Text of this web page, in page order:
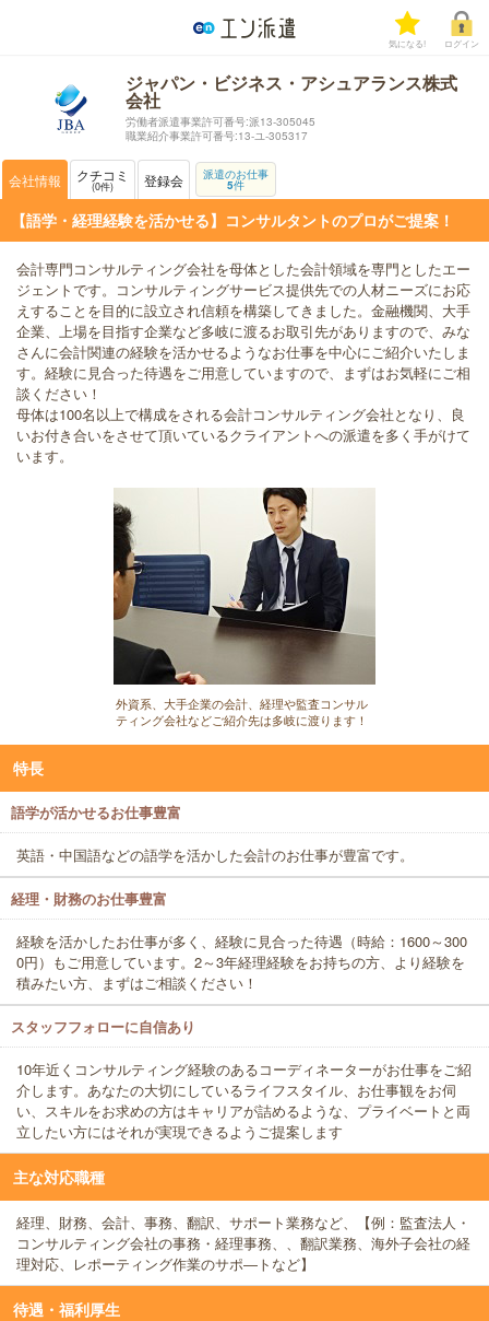
気になる! ログイン
ジャパン・ビジネス・アシュアランス株式
会社
労働者派遣事業許可番号:派13-305045
職業紹介事業許可番号:13-ユ-305317
会社情報 クチコミ
0件 登録会 派遣のお仕事
5件
【語学・経理経験を活かせる】コンサルタントのプロがご提案！
会計専門コンサルティング会社を母体とした会計領域を専門としたエー
ジェントです。コンサルティングサービス提供先での人材ニーズにお応
えすることを目的に設立され信頼を構築してきました。金融機関、大手
企業、上場を目指す企業など多岐に渡るお取引先がありますので、みな
さんに会計関連の経験を活かせるようなお仕事を中心にご紹介いたしま
す。経験に見合った待遇をご用意していますので、まずはお気軽にご相
談ください！
母体は100名以上で構成をされる会計コンサルティング会社となり、良
いお付き合いをさせて頂いているクライアントへの派遣を多く手がけて
います。
外資系、大手企業の会計、経理や監査コンサル
ティング会社などご紹介先は多岐に渡ります！
特長
語学が活かせるお仕事豊富
英語・中国語などの語学を活かした会計のお仕事が豊富です。
経理・財務のお仕事豊富
経験を活かしたお仕事が多く、経験に見合った待遇（時給：1600～300
0円）もご用意しています。2～3年経理経験をお持ちの方、より経験を
積みたい方、まずはご相談ください！
スタッフフォローに自信あり
10年近くコンサルティング経験のあるコーディネーターがお仕事をご紹
介します。あなたの大切にしているライフスタイル、お仕事観をお伺
い、スキルをお求めの方はキャリアが詰めるような、プライベートと両
立したい方にはそれが実現できるようご提案します
主な対応職種
経理、財務、会計、事務、翻訳、サポート業務など、【例：監査法人・
コンサルティング会社の事務・経理事務、、翻訳業務、海外子会社の経
理対応、レポーティング作業のサポ―トなど】
待遇・福利厚生